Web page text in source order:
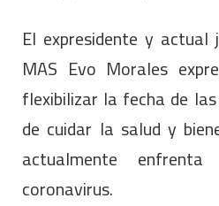
El expresidente y
MAS Evo Morales
flexibilizar la fecha de
de cuidar la salud y
actualmente
coronavirus.